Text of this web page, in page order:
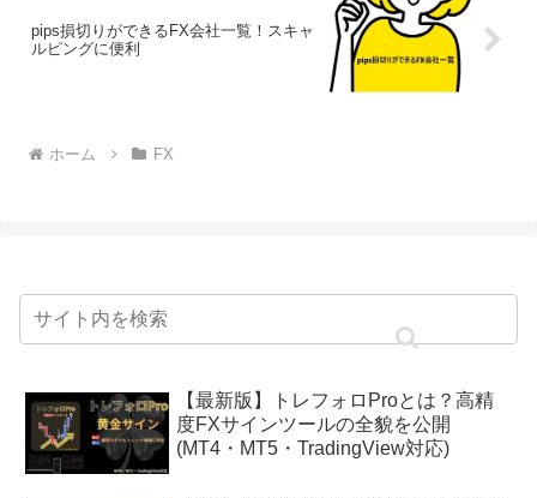
pips損切りができるFX会社一覧！スキャ
ルピングに便利
ホーム FX
【最新版】トレフォロProとは？高精
度FXサインツールの全貌を公開
(MT4・MT5・TradingView対応)